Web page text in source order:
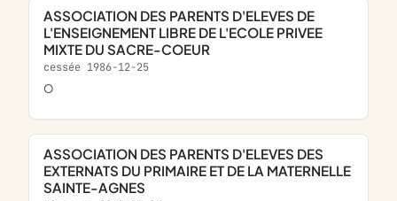
ASSOCIATION DES PARENTS D'ELEVES DE
L'ENSEIGNEMENT LIBRE DE L'ECOLE PRIVEE
MIXTE DU SACRE-COEUR
cessée 1986-12-25
o
ASSOCIATION DES PARENTS D'ELEVES DES
EXTERNATS DU PRIMAIRE ET DE LA MATERNELLE
SAINTE-AGNES